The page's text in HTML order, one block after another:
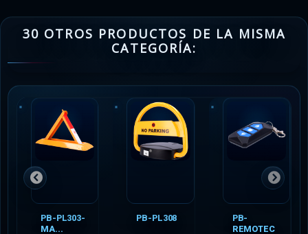
30 OTROS PRODUCTOS DE LA MISMA
CATEGORÍA:
PB-PL303-
MA...
PB-PL308
PB-
REMOTEC